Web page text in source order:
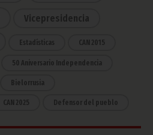
Vicepresidencia
Estadísticas CAN 2015
50 Aniversario Independencia
Bielorrusia
CAN 2025 Defensor del pueblo